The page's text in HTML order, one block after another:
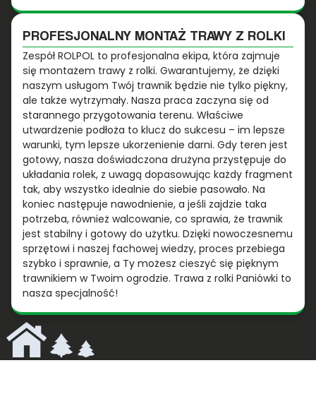
PROFESJONALNY MONTAŻ TRAWY Z ROLKI
Zespół ROLPOL to profesjonalna ekipa, która zajmuje
się montażem trawy z rolki. Gwarantujemy, że dzięki
naszym usługom Twój trawnik będzie nie tylko piękny,
ale także wytrzymały. Nasza praca zaczyna się od
starannego przygotowania terenu. Właściwe
utwardzenie podłoża to klucz do sukcesu – im lepsze
warunki, tym lepsze ukorzenienie darni. Gdy teren jest
gotowy, nasza doświadczona drużyna przystępuje do
układania rolek, z uwagą dopasowując każdy fragment
tak, aby wszystko idealnie do siebie pasowało. Na
koniec następuje nawodnienie, a jeśli zajdzie taka
potrzeba, również walcowanie, co sprawia, że trawnik
jest stabilny i gotowy do użytku. Dzięki nowoczesnemu
sprzętowi i naszej fachowej wiedzy, proces przebiega
szybko i sprawnie, a Ty możesz cieszyć się pięknym
trawnikiem w Twoim ogrodzie. Trawa z rolki Paniówki to
nasza specjalność!